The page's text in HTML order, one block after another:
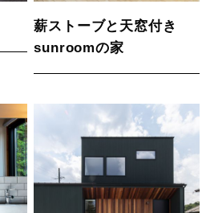
薪ストーブと天窓付き
sunroomの家